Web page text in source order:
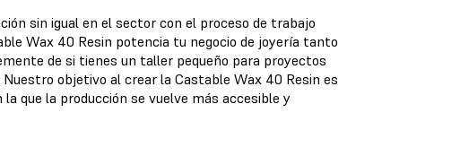
sin igual en el sector con el proceso de trabajo
Wax 40 Resin potencia tu negocio de joyería tanto
de si tienes un taller pequeño para proyectos
objetivo al crear la Castable Wax 40 Resin es
que la producción se vuelve más accesible y